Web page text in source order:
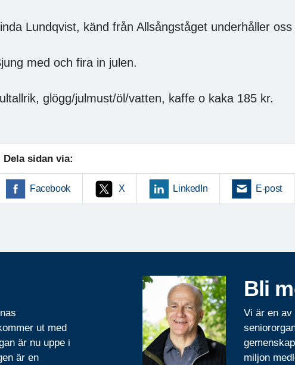
Lundqvist, känd från Allsångståget underhåller
med och fira in julen.
glögg/julmust/öl/vatten,
Dela sidan via:
Facebook X LinkedIn E-post
ut med
är nu uppe i
är en
Bli
Vi är en
miljon